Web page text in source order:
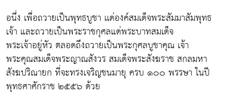
อนึ่ง เพื่อถวายเป็นพุทธบูชา เเด่องค์สมเด็จพระสัมมาสัมพุทธ
เจ้า และถวายเป็นพระราชกุศลแด่พระบาทสมเด็จ
พระเจ้าอยู่หัว ตลอดถึงถวายเป็นพระกุศลบูชาคุณ เจ้า
พระคุณสมเด็จพระญาณสังวร สมเด็จพระสังฆราช สกลมหา
สังฆปริณายก ที่จะทรงเจริญชนมายุ ครบ ๑๐๐ พรรษา ในปี
พุทธศาศักราช ๒๕๕๖ ด้วย